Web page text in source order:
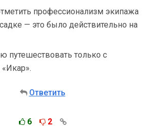
профессионализм экипажа
— это было действительно на
путешествовать только с
Ответить
6 2